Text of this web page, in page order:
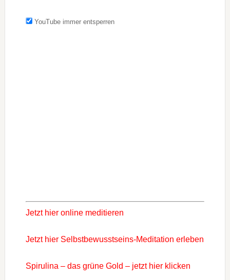
YouTube immer entsperren
Jetzt hier online meditieren
Jetzt hier Selbstbewusstseins-Meditation erleben
Spirulina – das grüne Gold – jetzt hier klicken